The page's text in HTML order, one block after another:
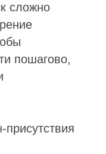
сложно
пошагово,